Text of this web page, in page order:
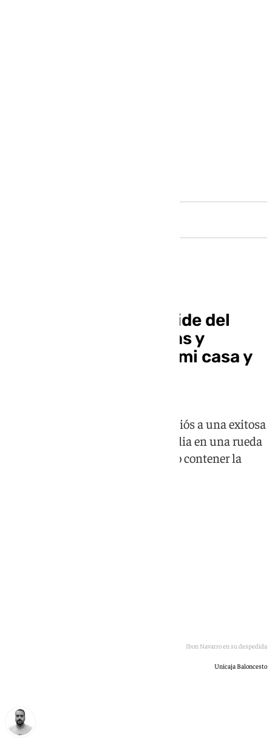
Ibon Navarro se despide del
Unicaja entre lágrimas y
aplausos: «Dejo aquí mi casa y
El ya ex entrenador cajista dice adiós a una exitosa
etapa de cuatro temporadas y media en una rueda
de prensa emotiva, donde no pudo contener la
Ibon Navarro en su despedida
Unicaja Baloncesto